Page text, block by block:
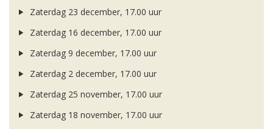
Zaterdag 23 december, 17.00 uur
Zaterdag 16 december, 17.00 uur
Zaterdag 9 december, 17.00 uur
Zaterdag 2 december, 17.00 uur
Zaterdag 25 november, 17.00 uur
Zaterdag 18 november, 17.00 uur